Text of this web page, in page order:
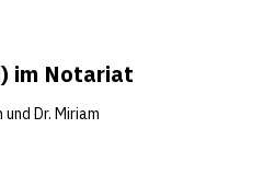
im Notariat
Dr. Miriam